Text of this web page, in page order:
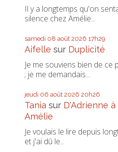
Il y a longtemps qu'on
silence chez Amélie...
samedi 08 août 2026 17h29
Aifelle sur Duplicité
Je me souviens bien de ce
; je me demandais...
jeudi 06 août 2026 20h26
Tania sur D'Adrienne à
Amélie
Je voulais le lire depuis
et j'ai dû le...